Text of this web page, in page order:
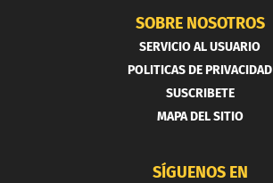
SOBRE NOSOTROS
SERVICIO AL USUARIO
POLITICAS DE PRIVACIDAD
SUSCRIBETE
MAPA DEL SITIO
SÍGUENOS EN